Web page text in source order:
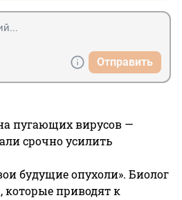
Отправить
пугающих вирусов —
срочно усилить
будущие опухоли». Биолог
которые приводят к